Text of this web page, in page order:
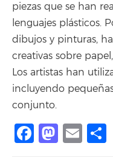
piezas que se han
lenguajes plásticos.
dibujos y pinturas,
creativas sobre
Los artistas han
incluyendo
conjunto.
Facebook